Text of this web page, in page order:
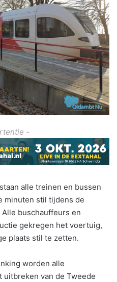
-
alle treinen en bussen
minuten stil tijdens de
buschauffeurs en
gekregen het voertuig,
plaats stil te zetten.
worden alle
van de Tweede